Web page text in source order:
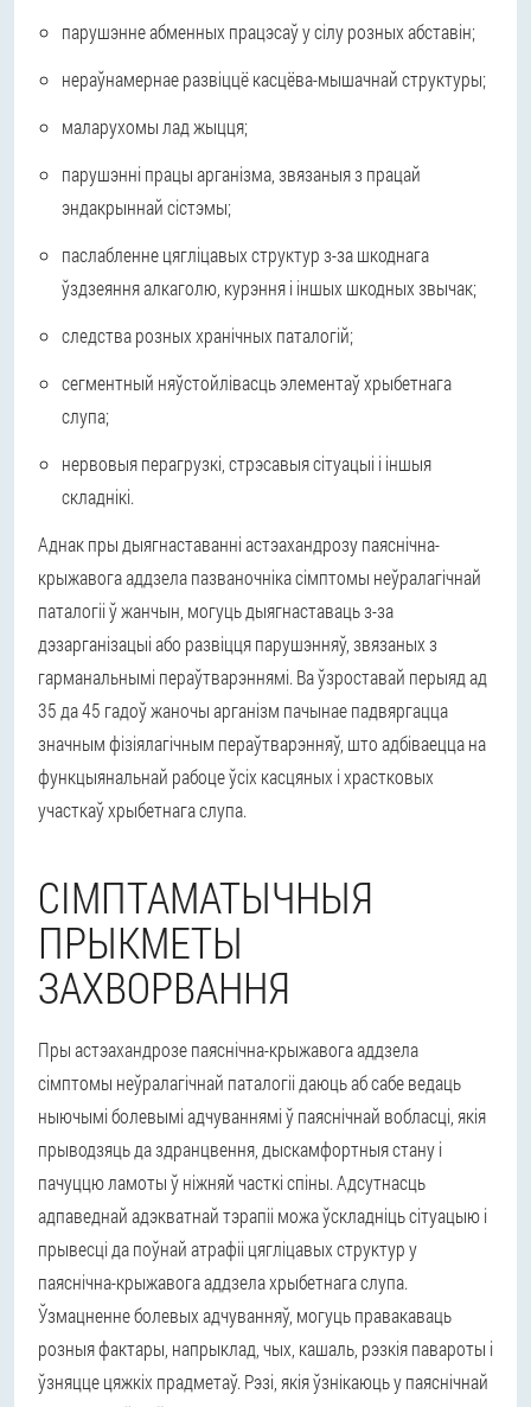
парушэнне абменных працэсаў у сілу розных абставін;
нераўнамернае развіццё касцёва-мышачнай структуры;
маларухомы лад жыцця;
парушэнні працы арганізма, звязаныя з працай
эндакрыннай сістэмы;
паслабленне цягліцавых структур з-за шкоднага
ўздзеяння алкаголю, курэння і іншых шкодных звычак;
следства розных хранічных паталогій;
сегментный няўстойлівасць элементаў хрыбетнага
слупа;
нервовыя перагрузкі, стрэсавыя сітуацыі і іншыя
складнікі.
Аднак пры дыягнаставанні астэахандрозу паяснічна-
крыжавога аддзела пазваночніка сімптомы неўралагічнай
паталогіі ў жанчын, могуць дыягнаставаць з-за
дэзарганізацыі або развіцця парушэнняў, звязаных з
гарманальнымі пераўтварэннямі. Ва ўзроставай перыяд ад
35 да 45 гадоў жаночы арганізм пачынае падвяргацца
значным фізіялагічным пераўтварэнняў, што адбіваецца на
функцыянальнай рабоце ўсіх касцяных і храстковых
участкаў хрыбетнага слупа.
СІМПТАМАТЫЧНЫЯ
ПРЫКМЕТЫ
ЗАХВОРВАННЯ
Пры астэахандрозе паяснічна-крыжавога аддзела
сімптомы неўралагічнай паталогіі даюць аб сабе ведаць
ныючымі болевымі адчуваннямі ў паяснічнай вобласці, якія
прыводзяць да здранцвення, дыскамфортныя стану і
пачуццю ламоты ў ніжняй часткі спіны. Адсутнасць
адпаведнай адэкватнай тэрапіі можа ўскладніць сітуацыю і
прывесці да поўнай атрафіі цягліцавых структур у
паяснічна-крыжавога аддзела хрыбетнага слупа.
Ўзмацненне болевых адчуванняў, могуць правакаваць
розныя фактары, напрыклад, чых, кашаль, рэзкія павароты і
ўзняцце цяжкіх прадметаў. Рэзі, якія ўзнікаюць у паяснічнай